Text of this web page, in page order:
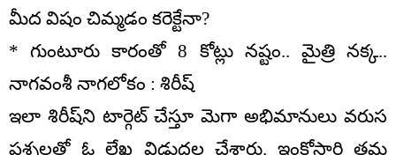
మీద విషం చిమ్మడం కరెక్టేనా?
* గుంటూరు కారంతో 8 కోట్లు నష్టం.. మైత్రి నక్క..
నాగవంశీ నాగలోకం : శిరీష్
ఇలా శిరీష్‌ని టార్గెట్ చేస్తూ మెగా అభిమానులు వరుస
ప్రశ్నలతో ఓ లేఖ విడుదల చేశారు. ఇంకోసారి తమ